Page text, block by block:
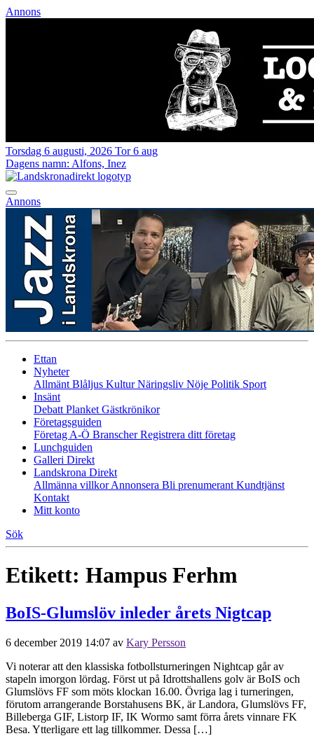
Annons
Torsdag 6 augusti, 2026 Tor 6 aug
Dagens namn: Alfons, Inez
Annons
Ettan
Nyheter
Allmänt Blåljus KulturNäringsliv Nöje Politik Sport
Insänt
Debatt Planket Gästkrönikor
Företagsguiden
Företag A-Ö BranscherRegistrera ditt företag
Lunchguiden
Galleri Direkt
Landskrona Direkt
Allmänna villkorAnnonsera Bli prenumerant Kundtjänst
Kontakt
Mitt konto
Sök
Etikett: Hampus Ferhm
BoIS-Glumslöv inleder årets Nigtcap
6 december 2019 14:07 av Kary Persson
Vi noterar att den klassiska fotbollsturneringen Nightcap går av
stapeln imorgon lördag. Först ut på Idrottshallens golv är BoIS och
Glumslövs FF som möts klockan 16.00. Övriga lag i turneringen,
förutom arrangerande Borstahusens BK, är Landora, Glumslövs FF,
Billeberga GIF, Listorp IF, IK Wormo samt förra årets vinnare FK
Besa. Ytterligare ett lag tillkommer. Dessa […]